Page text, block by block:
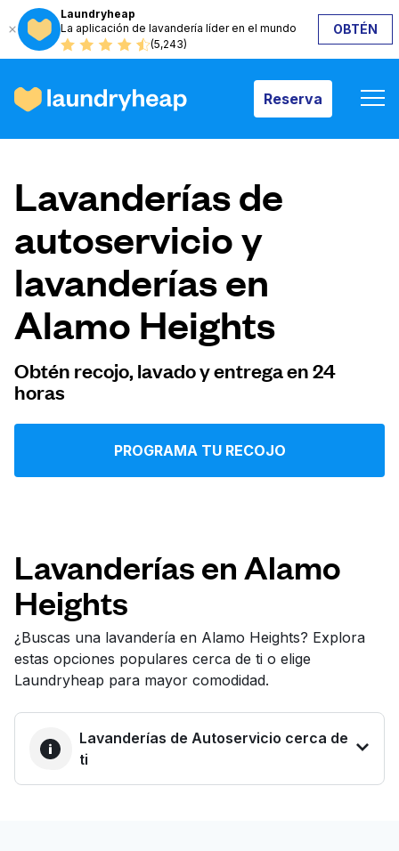
Laundryheap
La aplicación de lavandería líder en el mundo
(5,243)
OBTÉN
Reserva
Reserva
Cómo funciona
Precios y servicios
Quiénes somos
Para las empresas
Iniciar sesión
Síguenos en
Lavanderías de
autoservicio y
lavanderías en
Alamo Heights
Obtén recojo, lavado y entrega en 24
horas
PROGRAMA TU RECOJO
Lavanderías en Alamo
Heights
¿Buscas una lavandería en Alamo Heights? Explora
estas opciones populares cerca de ti o elige
Laundryheap para mayor comodidad.
Lavanderías de Autoservicio cerca de
ti